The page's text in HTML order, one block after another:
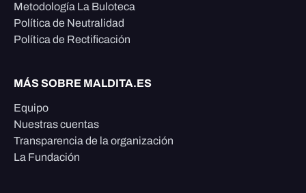
Metodología La Buloteca
Política de Neutralidad
Política de Rectificación
MÁS SOBRE MALDITA.ES
Equipo
Nuestras cuentas
Transparencia de la organización
La Fundación